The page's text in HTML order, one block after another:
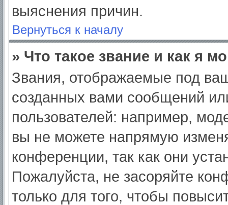
выяснения причин.
Вернуться к началу
» Что такое звание и как я
Звания, отображаемые под
созданных вами сообщений
пользователей: например,
вы не можете напрямую
конференции, так как они
Пожалуйста, не засоряйте
только для того, чтобы